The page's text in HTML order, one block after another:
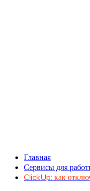
Главная
Сервисы для
ClickUp: как